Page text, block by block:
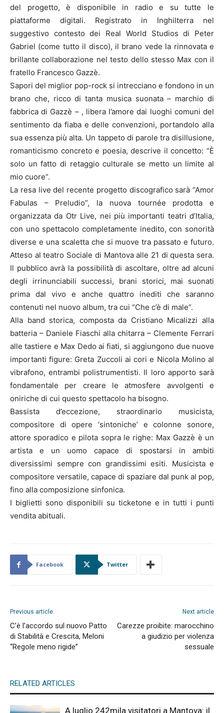
del progetto, è disponibile in radio e su tutte le
piattaforme digitali. Registrato in Inghilterra nel
suggestivo contesto dei Real World Studios di Peter
Gabriel (come tutto il disco), il brano vede la rinnovata e
brillante collaborazione nel testo dello stesso Max con il
fratello Francesco Gazzè.
Sapori del miglior pop-rock si intrecciano e fondono in un
brano che, ricco di tanta musica suonata – marchio di
fabbrica di Gazzè – , libera l’amore dai luoghi comuni del
sentimento da fiaba e delle convenzioni, portandolo alla
sua essenza più alta. Un tappeto di parole tra disillusione,
romanticismo concreto e poesia, descrive il concetto: “È
solo un fatto di retaggio culturale se metto un limite al
mio cuore”.
La resa live del recente progetto discografico sarà “Amor
Fabulas – Preludio”, la nuova tournée prodotta e
organizzata da Otr Live, nei più importanti teatri d’Italia,
con uno spettacolo completamente inedito, con sonorità
diverse e una scaletta che si muove tra passato e futuro.
Atteso al teatro Sociale di Mantova alle 21 di questa sera.
Il pubblico avrà la possibilità di ascoltare, oltre ad alcuni
degli irrinunciabili successi, brani storici, mai suonati
prima dal vivo e anche quattro inediti che saranno
contenuti nel nuovo album, tra cui “Che c’è di male”.
Alla band storica, composta da Cristiano Micalizzi alla
batteria – Daniele Fiaschi alla chitarra – Clemente Ferrari
alle tastiere e Max Dedo ai fiati, si aggiungono due nuove
importanti figure: Greta Zuccoli ai cori e Nicola Molino al
vibrafono, entrambi polistrumentisti. Il loro apporto sarà
fondamentale per creare le atmosfere avvolgenti e
oniriche di cui questo spettacolo ha bisogno.
Bassista d’eccezione, straordinario musicista,
compositore di opere ‘sintoniche’ e colonne sonore,
attore sporadico e pilota sopra le righe: Max Gazzè è un
artista e un uomo capace di spostarsi in ambiti
diversissimi sempre con grandissimi esiti. Musicista e
compositore versatile, capace di spaziare dal punk al pop,
fino alla composizione sinfonica.
I biglietti sono disponibili su ticketone e in tutti i punti
vendita abituali.
Facebook Twitter
Previous article
C’è l’accordo sul nuovo Patto
di Stabilità e Crescita, Meloni
“Regole meno rigide”
Next article
Carezze proibite: marocchino
a giudizio per violenza
sessuale
RELATED ARTICLES
A luglio 242mila visitatori a Mantova: il